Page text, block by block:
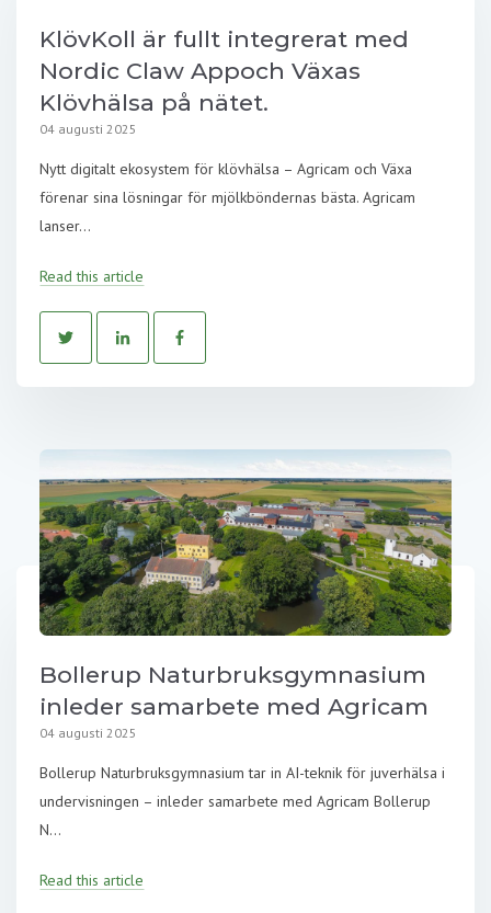
KlövKoll är fullt integrerat med
Nordic Claw Appoch Växas
Klövhälsa på nätet.
04 augusti 2025
Nytt digitalt ekosystem för klövhälsa – Agricam och Växa
förenar sina lösningar för mjölkböndernas bästa. Agricam
lanser...
Read this article
Bollerup Naturbruksgymnasium
inleder samarbete med Agricam
04 augusti 2025
Bollerup Naturbruksgymnasium tar in AI-teknik för juverhälsa i
undervisningen – inleder samarbete med Agricam Bollerup
N...
Read this article